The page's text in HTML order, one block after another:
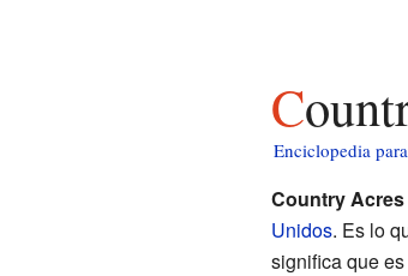
Enciclopedia
Country Acres
Unidos. Es lo
significa que